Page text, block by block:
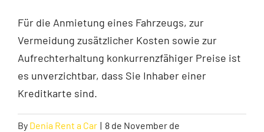
Club RAC
Contakt
Für die Anmietung eines Fahrzeugs, zur
Vermeidung zusätzlicher Kosten sowie zur
Aufrechterhaltung konkurrenzfähiger Preise ist
es unverzichtbar, dass Sie Inhaber einer
Kreditkarte sind.
By Denia Rent a Car | 8 de November de